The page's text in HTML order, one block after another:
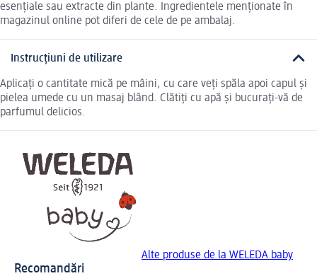
esențiale sau extracte din plante. Ingredientele menționate în
magazinul online pot diferi de cele de pe ambalaj.
Instrucțiuni de utilizare
Aplicați o cantitate mică pe mâini, cu care veți spăla apoi capul și
pielea umede cu un masaj blând. Clătiți cu apă și bucurați-vă de
parfumul delicios.
Alte produse de la WELEDA baby
Recomandări